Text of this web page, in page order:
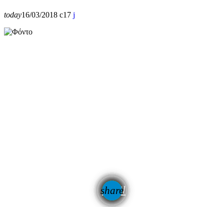
today16/03/2018 17
share
email